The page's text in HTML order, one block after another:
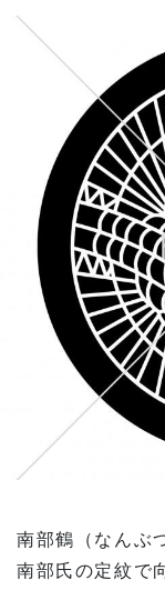
南部鶴（なんぶ
南部氏の定紋で